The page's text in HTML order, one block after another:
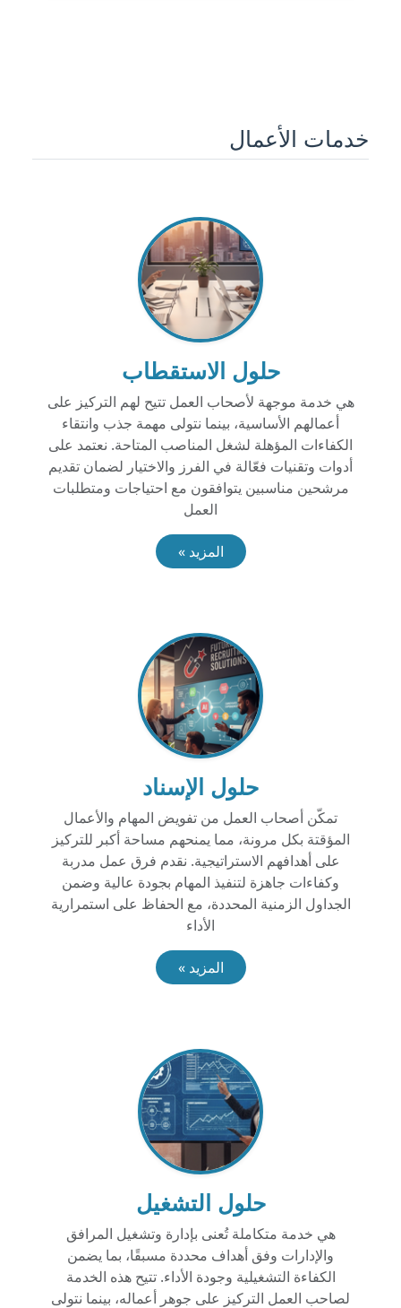
خدمات الأعمال
حلول الاستقطاب
هي خدمة موجهة لأصحاب العمل تتيح لهم التركيز على
أعمالهم الأساسية، بينما نتولى مهمة جذب وانتقاء
الكفاءات المؤهلة لشغل المناصب المتاحة. نعتمد على
أدوات وتقنيات فعّالة في الفرز والاختيار لضمان تقديم
مرشحين مناسبين يتوافقون مع احتياجات ومتطلبات
العمل
المزيد »
حلول الإسناد
تمكّن أصحاب العمل من تفويض المهام والأعمال
المؤقتة بكل مرونة، مما يمنحهم مساحة أكبر للتركيز
على أهدافهم الاستراتيجية. نقدم فرق عمل مدربة
وكفاءات جاهزة لتنفيذ المهام بجودة عالية وضمن
الجداول الزمنية المحددة، مع الحفاظ على استمرارية
الأداء
المزيد »
حلول التشغيل
هي خدمة متكاملة تُعنى بإدارة وتشغيل المرافق
والإدارات وفق أهداف محددة مسبقًا، بما يضمن
الكفاءة التشغيلية وجودة الأداء. تتيح هذه الخدمة
لصاحب العمل التركيز على جوهر أعماله، بينما نتولى